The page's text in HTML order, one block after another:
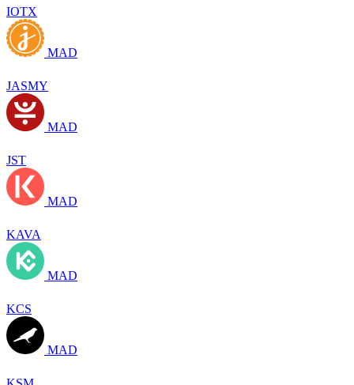
IOTX
MAD
JASMY
MAD
JST
MAD
KAVA
MAD
KCS
MAD